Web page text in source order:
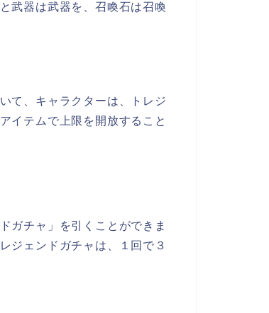
武器は武器を、召喚石は召喚
て、キャラクターは、トレジ
イテムで上限を開放すること
ガチャ」を引くことができま
ジェンドガチャは、１回で３